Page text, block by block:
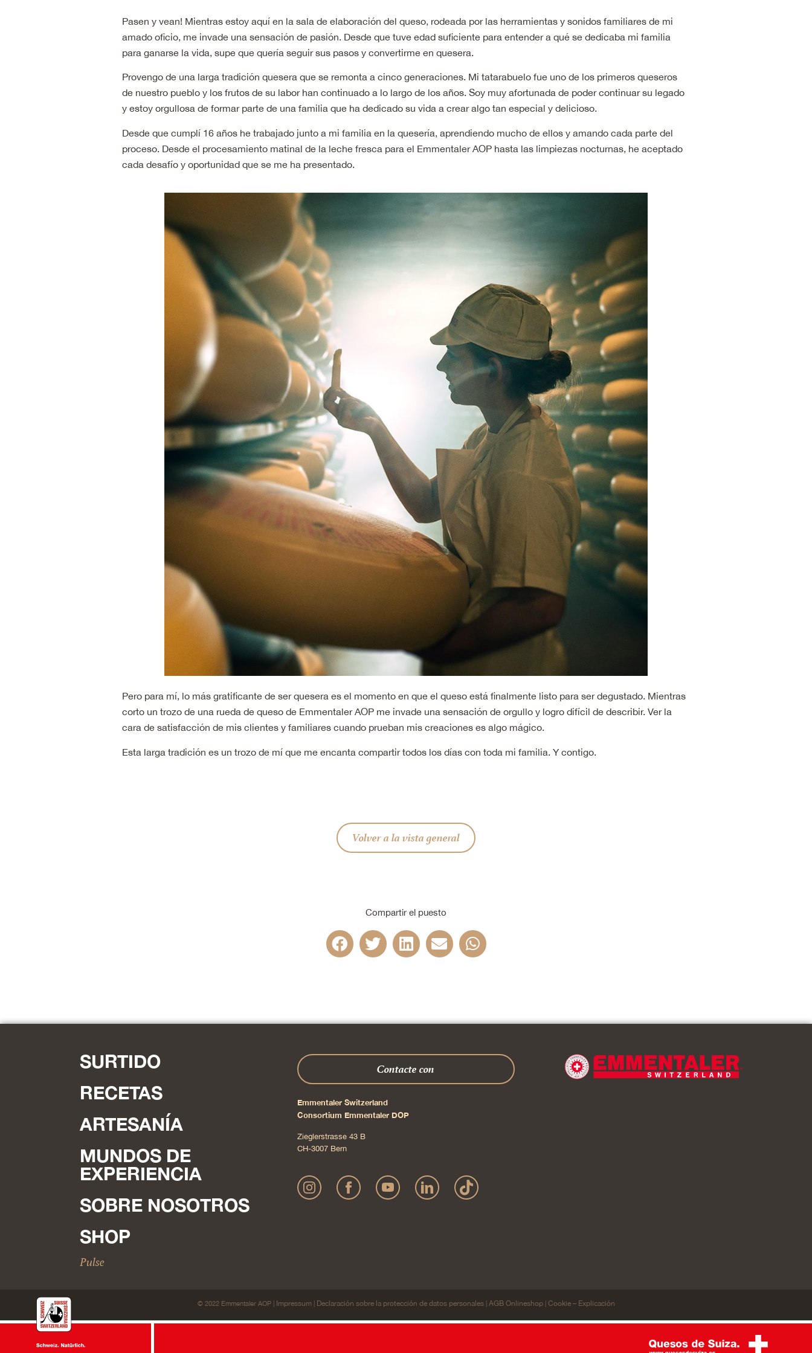
Pasen y vean! Mientras estoy aquí en la sala de elaboración del queso, rodeada por las herramientas y sonidos familiares de mi
amado oficio, me invade una sensación de pasión. Desde que tuve edad suficiente para entender a qué se dedicaba mi familia
para ganarse la vida, supe que quería seguir sus pasos y convertirme en quesera.
Provengo de una larga tradición quesera que se remonta a cinco generaciones. Mi tatarabuelo fue uno de los primeros queseros
de nuestro pueblo y los frutos de su labor han continuado a lo largo de los años. Soy muy afortunada de poder continuar su legado
y estoy orgullosa de formar parte de una familia que ha dedicado su vida a crear algo tan especial y delicioso.
Desde que cumplí 16 años he trabajado junto a mi familia en la quesería, aprendiendo mucho de ellos y amando cada parte del
proceso. Desde el procesamiento matinal de la leche fresca para el Emmentaler AOP hasta las limpiezas nocturnas, he aceptado
cada desafío y oportunidad que se me ha presentado.
Pero para mí, lo más gratificante de ser quesera es el momento en que el queso está finalmente listo para ser degustado. Mientras
corto un trozo de una rueda de queso de Emmentaler AOP me invade una sensación de orgullo y logro difícil de describir. Ver la
cara de satisfacción de mis clientes y familiares cuando prueban mis creaciones es algo mágico.
Esta larga tradición es un trozo de mí que me encanta compartir todos los días con toda mi familia. Y contigo.
Volver a la vista general
Compartir el puesto
SURTIDO
RECETAS
ARTESANÍA
MUNDOS DE
EXPERIENCIA
SOBRE NOSOTROS
SHOP
Pulse
Contacte con
Emmentaler Switzerland
Consortium Emmentaler DOP
Zieglerstrasse 43 B
CH-3007 Bern
© 2022 Emmentaler AOP | Impressum| Declaración sobre la protección de datos personales| AGB Onlineshop| Cookie – Explicación
Por una vez, galletas en lugar de queso.
demás páginas son sólo sobre el fino Emmentaler DOP.
De acuerdo Ablehnen